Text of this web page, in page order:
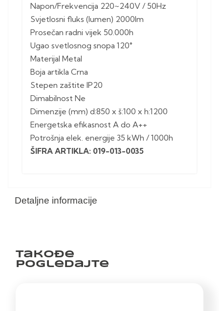
Detaljne informacije
Napon/Frekvencija 220~240V / 50Hz
Svjetlosni fluks (lumen) 2000lm
Prosečan radni vijek 50.000h
Ugao svetlosnog snopa 120°
Materijal Metal
Boja artikla Crna
Stepen zaštite IP20
Dimabilnost Ne
Dimenzije (mm) d:850 x š:100 x h:1200
Energetska efikasnost A do A++
Potrošnja elek. energije 35 kWh / 1000h
ŠIFRA ARTIKLA: 019-013-0035
Takođe
pogledajte